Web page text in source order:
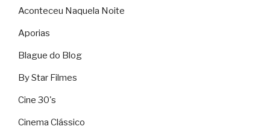
Aconteceu Naquela Noite
Aporias
Blague do Blog
By Star Filmes
Cine 30's
Cinema Clássico